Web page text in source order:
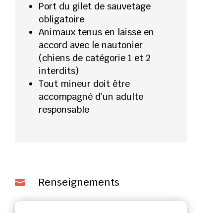
Port du gilet de sauvetage
obligatoire
Animaux tenus en laisse en
accord avec le nautonier
(chiens de catégorie 1 et 2
interdits)
Tout mineur doit être
accompagné d’un adulte
responsable
 Renseignements